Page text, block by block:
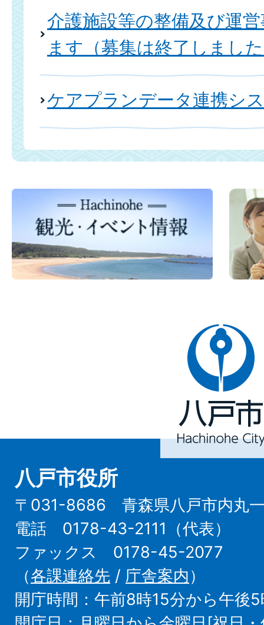
介護施設等の整備及び運
ます（募集は終了しまし
ケアプランデータ連携シ
八
戸
Hachinohe
City
八戸市役所
〒031-8686 青森県八戸市内丸一
電話 0178-43-2111（代表）
ファックス 0178-45-2077
（各課連絡先 / 庁舎案内）
開庁時間：午前8時15分から午後